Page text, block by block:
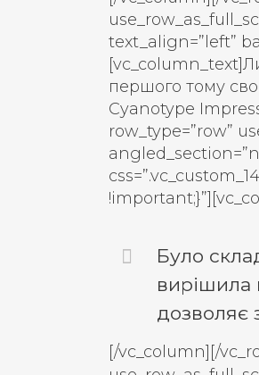
text_align=”left”
першого тому
Cyanotype
row_type=”row”
Було
вирішила
дозволяє
[/vc_column][/